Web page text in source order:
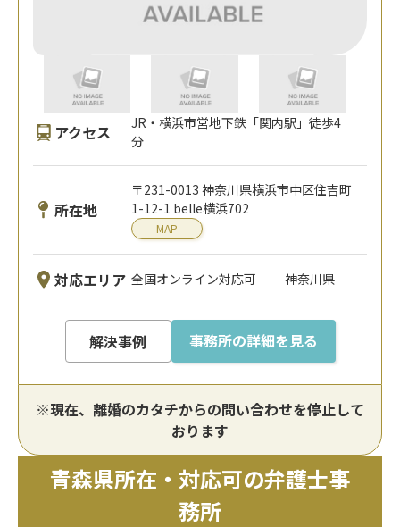
アクセス
JR・横浜市営地下鉄「関内駅」徒歩4
分
所在地
〒231-0013 神奈川県横浜市中区住吉町
1-12-1 belle横浜702
MAP
対応エリア 全国オンライン対応可 神奈川県
解決事例 事務所の詳細を見る
※現在、離婚のカタチからの問い合わせを停止して
おります
青森県所在・対応可の弁護士事
務所